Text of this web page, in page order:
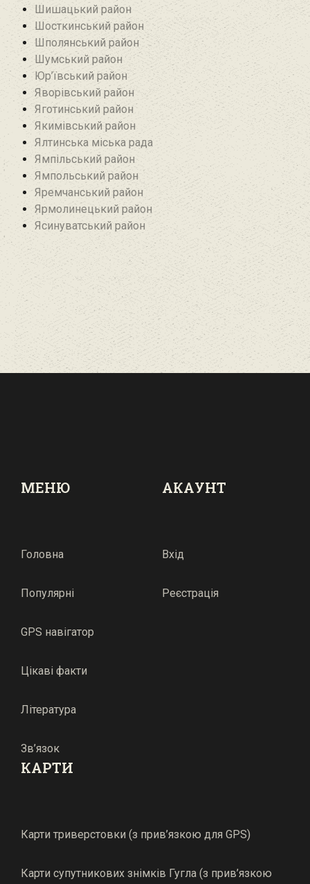
Шишацький район
Шосткинський район
Шполянський район
Шумський район
Юр’ївський район
Яворівський район
Яготинський район
Якимівський район
Ялтинська міська рада
Ямпільський район
Ямпольський район
Яремчанський район
Ярмолинецький район
Ясинуватський район
МЕНЮ
Головна
Популярні
GPS навігатор
Цікаві факти
Література
Зв’язок
АКАУНТ
Вхід
Реєстрація
КАРТИ
Карти триверстовки (з прив’язкою для GPS)
Карти супутникових знімків Гугла (з прив’язкою